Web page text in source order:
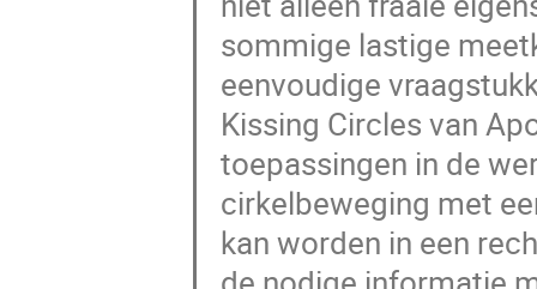
sommige lastige
eenvoudige
Kissing Circles van
toepassingen in de
cirkelbeweging met
kan worden in een